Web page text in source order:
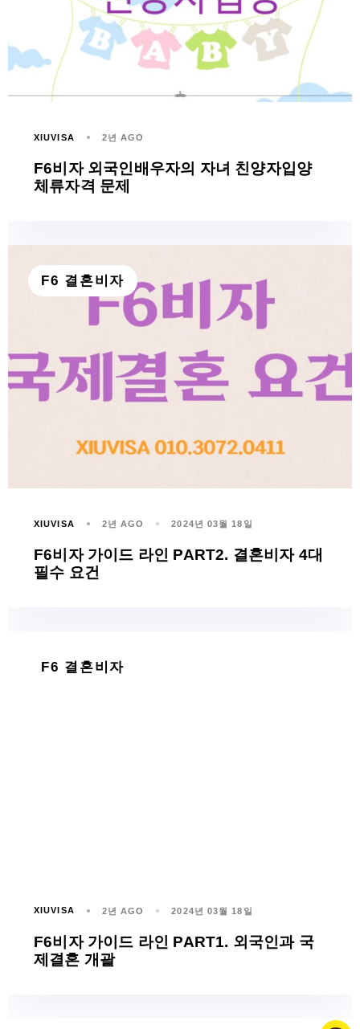
XIUVISA 2년 AGO
F6비자 외국인배우자의 자녀 친양자입양
체류자격 문제
F6 결혼비자
XIUVISA 2년 AGO 2024년 03월 18일
F6비자 가이드 라인 PART2. 결혼비자 4대
필수 요건
F6 결혼비자
XIUVISA 2년 AGO 2024년 03월 18일
F6비자 가이드 라인 PART1. 외국인과 국
제결혼 개괄